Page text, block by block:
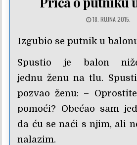
18. RUJNA 2015.
Izgubio se putnik u
Spustio je balon
jednu ženu na tlu.
pozvao ženu: –
pomoći? Obećao sam
da ću se naći s njim, ali
nalazim.